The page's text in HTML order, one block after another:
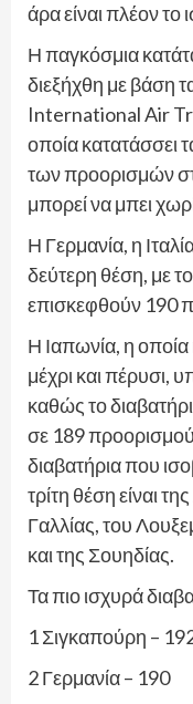
άρα είναι πλέον
Η παγκόσμια
διεξήχθη με βάση
International Air
οποία κατατάσσει
των προορισμών
μπορεί να μπει
Η Γερμανία, η
δεύτερη θέση, με
επισκεφθούν 190
Η Ιαπωνία, η
μέχρι και πέρυσι,
καθώς το
σε 189
διαβατήρια που
τρίτη θέση είναι
Γαλλίας, του
και της Σουηδίας.
Τα πιο ισχυρά
1 Σιγκαπούρη –
2 Γερμανία – 190